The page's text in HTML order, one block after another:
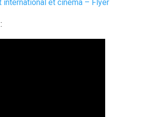
international et cinéma – Flyer